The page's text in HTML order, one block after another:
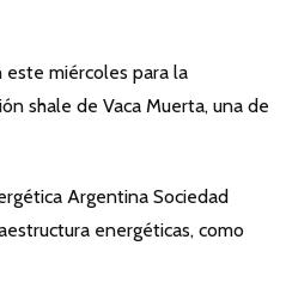
miércoles para la
shale de Vaca Muerta, una de
Argentina Sociedad
energéticas, como